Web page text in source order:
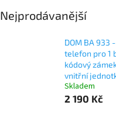
Nejprodávanější
DOM BA 933
telefon pro 1
kódový
vnitřní
Skladem
2 190 Kč